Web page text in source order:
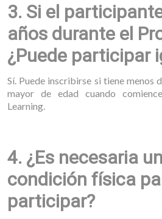
3. Si el
años durante el
¿Puede participar
Sí. Puede inscribirse si tiene menos
mayor de edad cuando
Learning.
4. ¿Es necesaria
condición física
participar?